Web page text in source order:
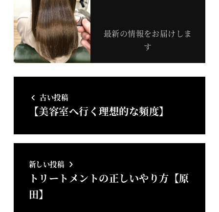
最新の情報をお届けしま
す
古い投稿
【美容室へ行く理想的な頻度】
新しい投稿
トリートメントの正しいやり方【原
田】